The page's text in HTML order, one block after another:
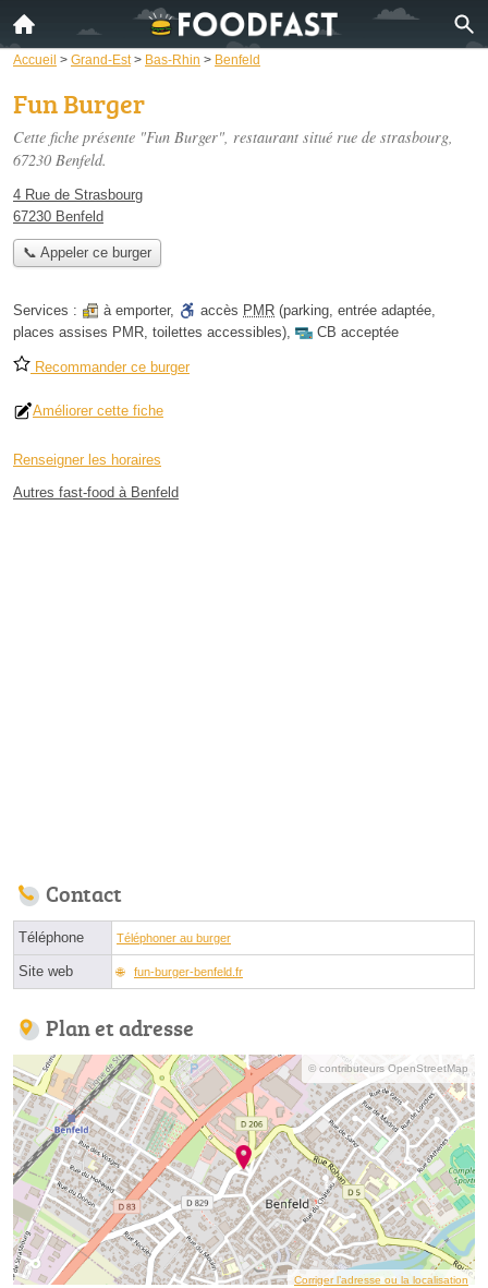
Accueil > Grand-Est > Bas-Rhin > Benfeld
Fun Burger
Cette fiche présente "Fun Burger", restaurant situé rue de strasbourg,
67230 Benfeld.
4 Rue de Strasbourg
67230 Benfeld
📞 Appeler ce burger
Services : à emporter, accès PMR (parking, entrée adaptée,
places assises PMR, toilettes accessibles), CB acceptée
Recommander ce burger
Améliorer cette fiche
Renseigner les horaires
Autres fast-food à Benfeld
Contact
Téléphone Téléphoner au burger
Site web fun-burger-benfeld.fr
Plan et adresse
© contributeurs OpenStreetMap
Corriger l’adresse ou la localisation